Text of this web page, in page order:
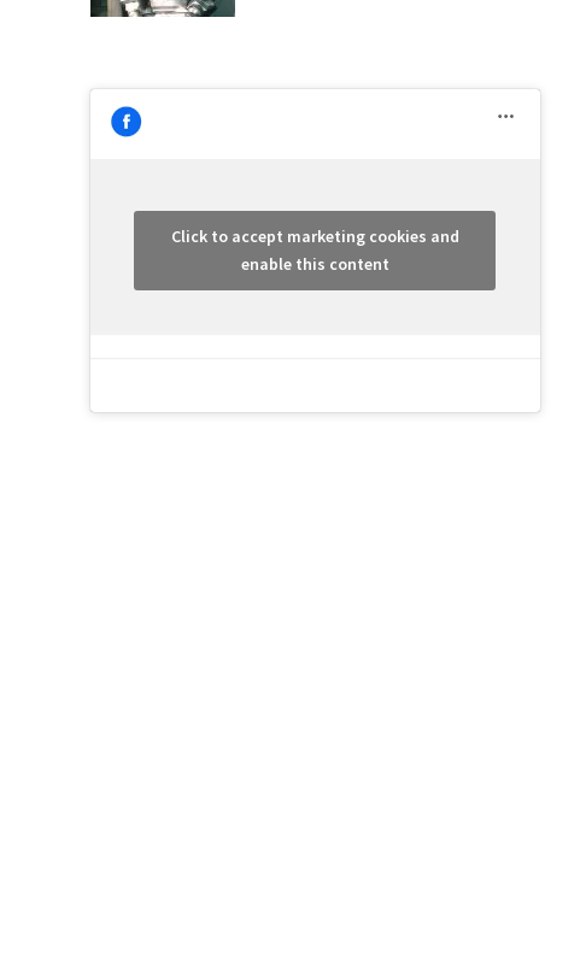
Click to accept marketing cookies and
enable this content